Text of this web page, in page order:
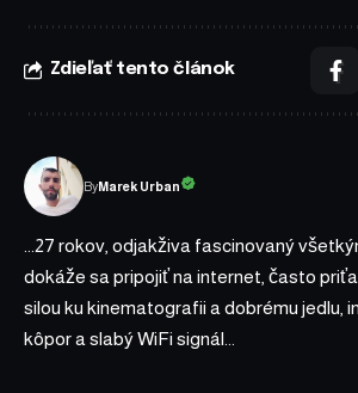
Zdieľať tento článok
ByMarek Urban
...27 rokov, odjakživa fascinovaný
dokáže sa pripojiť na internet, často
silou ku kinematografii a dobrému jedlu,
kôpor a slabý WiFi signál...